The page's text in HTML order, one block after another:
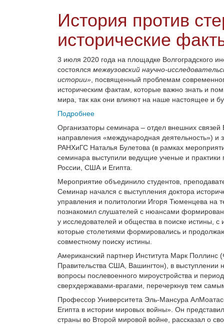
История против
исторические
3 июля 2020 года на площадке Волгоградского
состоялся межвузовский научно-
истории» , посвященный проблемам
историческим фактам, которые важно знать и
мира, так как они влияют на наше настоящее и
Подробнее
Организаторы семинара – отдел внешних
направления «международная деятельность»)
РАНХиГС Наталья Булетова (в рамках
семинара выступили ведущие ученые и
России, США и Египта.
Мероприятие объединило студентов,
Семинар начался с выступления доктора
управления и политологии Игоря Тюменцева на
познакомил слушателей с нюансами
у исследователей и общества в поиске истины,
которые столетиями формировались и
совместному поиску истины.
Американский партнер Института Марк
Правительства США, Вашингтон), в
вопросы послевоенного мироустройства и
сверхдержавами-врагами, перечеркнув тем
Профессор Университета Эль-Мансура
Египта в истории мировых войны». Он
страны во Второй мировой войне, рассказал о